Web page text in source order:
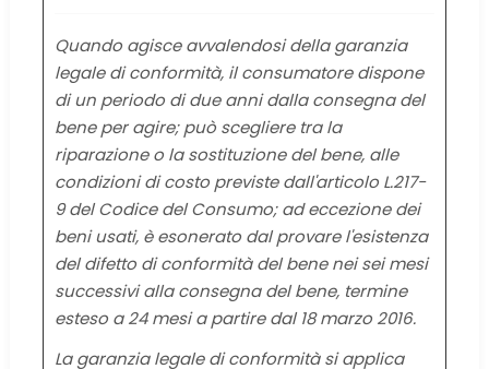
Quando agisce avvalendosi della garanzia
legale di conformità, il consumatore dispone
di un periodo di due anni dalla consegna del
bene per agire; può scegliere tra la
riparazione o la sostituzione del bene, alle
condizioni di costo previste dall'articolo L.217-
9 del Codice del Consumo; ad eccezione dei
beni usati, è esonerato dal provare l'esistenza
del difetto di conformità del bene nei sei mesi
successivi alla consegna del bene, termine
esteso a 24 mesi a partire dal 18 marzo 2016.
La garanzia legale di conformità si applica